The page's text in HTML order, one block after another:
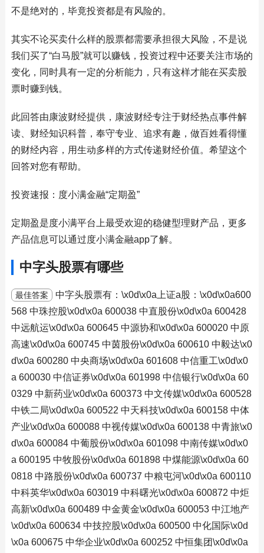
不是绝对的，毕竟投资都是有风险的。
其实不论买卖什么样的股票都需要承担很大风险，不是说
我们买了“白马股”就可以赚钱，投资过程中还要关注市场的
变化，同时具有一定的分析能力，只有这样才能在买卖股
票时赚到钱。
此回答由康波财经提供，康波财经专注于财经热点事件解
读、财经知识科普，奉守专业、追求有趣，做百姓看得懂
的财经内容，用生动多样的方式传递财经价值。希望这个
回答对您有帮助。
投资速报：度小满金融“定期盈”
定期盈是度小满平台上最受欢迎的稳健型理财产品，更多
产品信息可以通过度小满金融app了解。
中字头股票有哪些
最佳答案
中字头股票有：\x0d\x0a上证a股：\x0d\x0a600
568 中珠控股\x0d\x0a 600038 中直股份\x0d\x0a 600428
中远航运\x0d\x0a 600645 中源协和\x0d\x0a 600020 中原
高速\x0d\x0a 600745 中茵股份\x0d\x0a 600610 中毅达\x0
d\x0a 600280 中央商场\x0d\x0a 601608 中信重工\x0d\x0
a 600030 中信证券\x0d\x0a 601998 中信银行\x0d\x0a 60
0329 中新药业\x0d\x0a 600373 中文传媒\x0d\x0a 600528
中铁二局\x0d\x0a 600522 中天科技\x0d\x0a 600158 中体
产业\x0d\x0a 600088 中视传媒\x0d\x0a 600138 中青旅\x0
d\x0a 600084 中葡股份\x0d\x0a 601098 中南传媒\x0d\x0
a 600195 中牧股份\x0d\x0a 601898 中煤能源\x0d\x0a 60
0818 中路股份\x0d\x0a 600737 中粮屯河\x0d\x0a 600110
中科英华\x0d\x0a 603019 中科曙光\x0d\x0a 600872 中炬
高新\x0d\x0a 600489 中金黄金\x0d\x0a 600053 中江地产
\x0d\x0a 600634 中技控股\x0d\x0a 600500 中化国际\x0d
\x0a 600675 中华企业\x0d\x0a 600252 中恒集团\x0d\x0a